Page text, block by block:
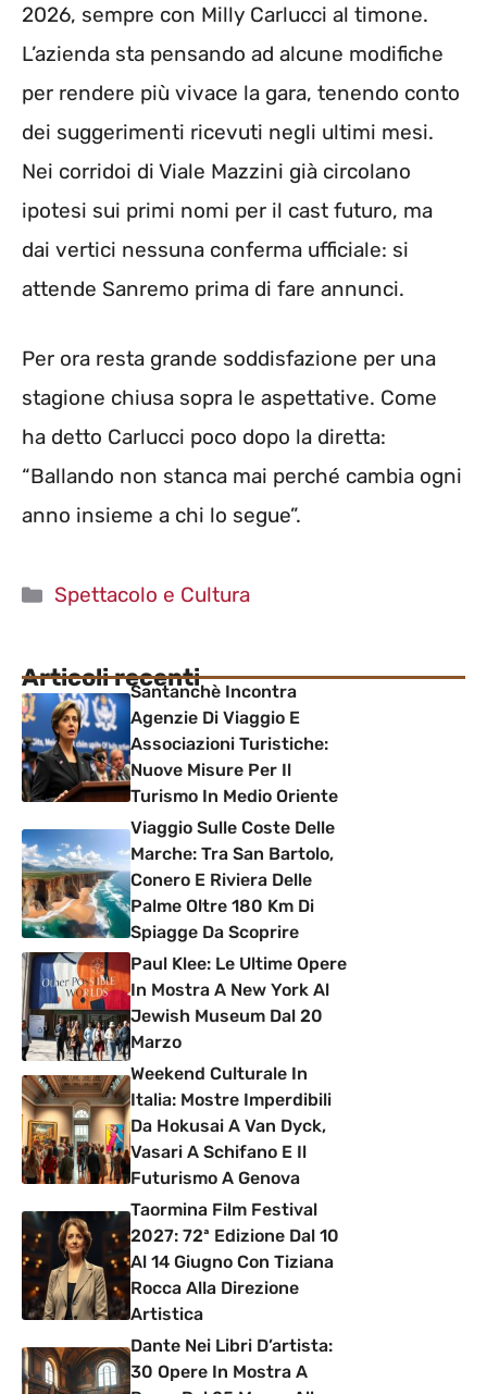
2026, sempre con Milly Carlucci al timone.
L’azienda sta pensando ad alcune modifiche
per rendere più vivace la gara, tenendo conto
dei suggerimenti ricevuti negli ultimi mesi.
Nei corridoi di Viale Mazzini già circolano
ipotesi sui primi nomi per il cast futuro, ma
dai vertici nessuna conferma ufficiale: si
attende Sanremo prima di fare annunci.
Per ora resta grande soddisfazione per una
stagione chiusa sopra le aspettative. Come
ha detto Carlucci poco dopo la diretta:
“Ballando non stanca mai perché cambia ogni
anno insieme a chi lo segue”.
Categorie
Spettacolo e Cultura
Articoli recentiSantanchè Incontra
Agenzie Di Viaggio E
Associazioni Turistiche:
Nuove Misure Per Il
Turismo In Medio Oriente
Viaggio Sulle Coste Delle
Marche: Tra San Bartolo,
Conero E Riviera Delle
Palme Oltre 180 Km Di
Spiagge Da Scoprire
Paul Klee: Le Ultime Opere
In Mostra A New York Al
Jewish Museum Dal 20
Marzo
Weekend Culturale In
Italia: Mostre Imperdibili
Da Hokusai A Van Dyck,
Vasari A Schifano E Il
Futurismo A Genova
Taormina Film Festival
2027: 72ª Edizione Dal 10
Al 14 Giugno Con Tiziana
Rocca Alla Direzione
Artistica
Dante Nei Libri D’artista:
30 Opere In Mostra A